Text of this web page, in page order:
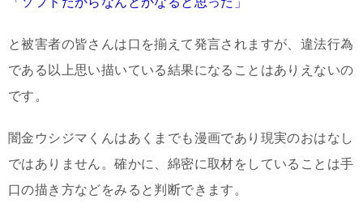
と被害者の皆さんは口を揃えて発言されますが、違法行為
である以上思い描いている結果になることはありえないの
です。
闇金ウシジマくんはあくまでも漫画であり現実のおはなし
ではありません。確かに、綿密に取材をしていることは手
口の描き方などをみると判断できます。